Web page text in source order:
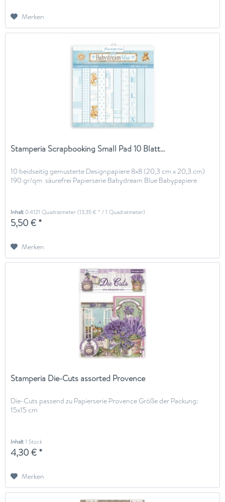
Merken
Stamperia Scrapbooking Small Pad 10 Blatt...
10 beidseitig gemusterte Designpapiere 8x8 (20,3 cm x 20,3 cm)
190 gr/qm säurefrei Papierserie Babydream Blue Babypapiere
Inhalt0.4121 Quadratmeter(13,35 € * / 1 Quadratmeter)
5,50 € *
Merken
Stamperia Die-Cuts assorted Provence
Die-Cuts passend zu Papierserie Provence Größe der Packung:
15x15 cm
Inhalt1 Stück
4,30 € *
Merken